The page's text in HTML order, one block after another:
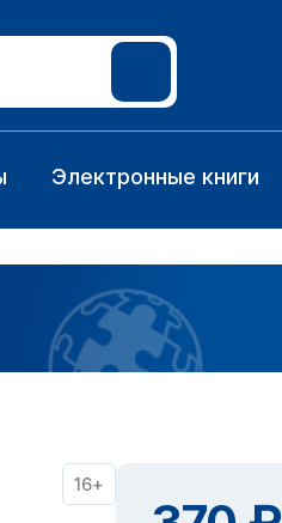
Электронные книги
16+